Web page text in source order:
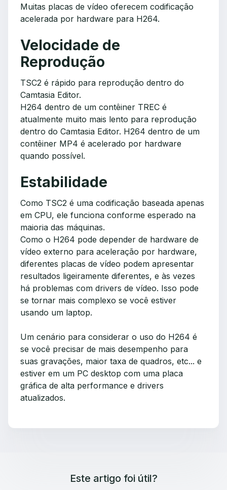
Muitas placas de vídeo oferecem codificação
acelerada por hardware para H264.
Velocidade de
Reprodução
TSC2 é rápido para reprodução dentro do
Camtasia Editor.
H264 dentro de um contêiner TREC é
atualmente muito mais lento para reprodução
dentro do Camtasia Editor. H264 dentro de um
contêiner MP4 é acelerado por hardware
quando possível.
Estabilidade
Como TSC2 é uma codificação baseada apenas
em CPU, ele funciona conforme esperado na
maioria das máquinas.
Como o H264 pode depender de hardware de
vídeo externo para aceleração por hardware,
diferentes placas de vídeo podem apresentar
resultados ligeiramente diferentes, e às vezes
há problemas com drivers de vídeo. Isso pode
se tornar mais complexo se você estiver
usando um laptop.
Um cenário para considerar o uso do H264 é
se você precisar de mais desempenho para
suas gravações, maior taxa de quadros, etc... e
estiver em um PC desktop com uma placa
gráfica de alta performance e drivers
atualizados.
Este artigo foi útil?